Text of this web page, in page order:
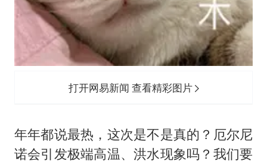
打开网易新闻 查看精彩图片
年年都说最热，这次是不是真的？厄尔尼
诺会引发极端高温、洪水现象吗？我们要